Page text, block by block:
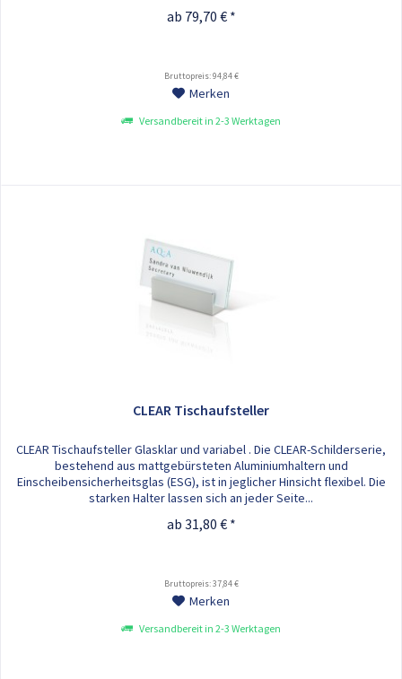
ab 79,70 € *
Bruttopreis: 94,84 €
Merken
Versandbereit in 2-3 Werktagen
CLEAR Tischaufsteller
CLEAR Tischaufsteller Glasklar und variabel . Die CLEAR-Schilderserie,
bestehend aus mattgebürsteten Aluminiumhaltern und
Einscheibensicherheitsglas (ESG), ist in jeglicher Hinsicht flexibel. Die
starken Halter lassen sich an jeder Seite...
ab 31,80 € *
Bruttopreis: 37,84 €
Merken
Versandbereit in 2-3 Werktagen